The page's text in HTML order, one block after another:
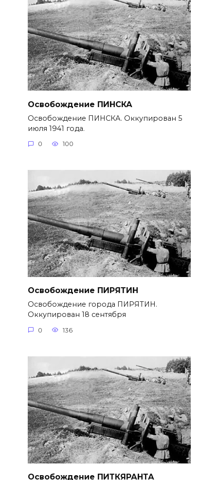
Освобождение ПИНСКА
Освобождение ПИНСКА. Оккупирован 5
июля 1941 года.
0 100
Освобождение ПИРЯТИН
Освобождение города ПИРЯТИН.
Оккупирован 18 сентября
0 136
Освобождение ПИТКЯРАНТА